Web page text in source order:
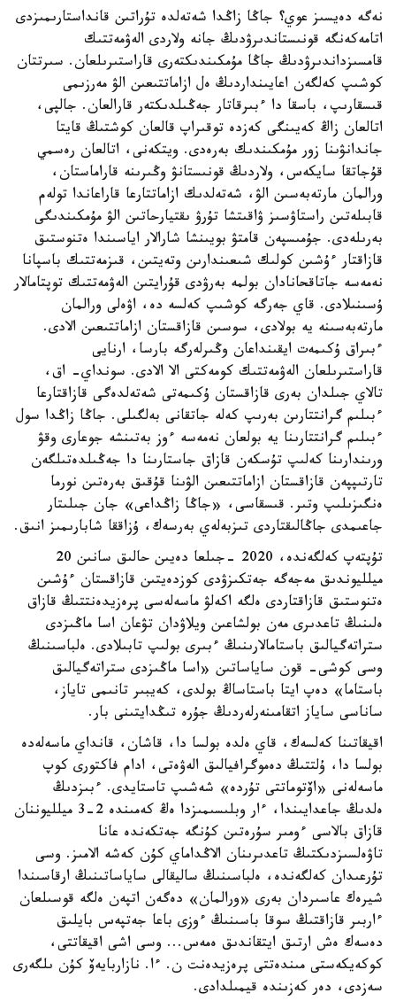
نەگە دەيسىز عوي؟ جاڭا زاڭدا شەتەلدە تۇراتىن قانداستارىمىزدى
اتامەكەنگە قونىستاندىرۋدىڭ جانە ولاردى الەۋمەتتىك
قامسىزداندىرۋدىڭ جاڭا مۇمكىندىكتەرى قاراستىرىلعان. سىرتتان
كوشىپ كەلگەن اعايىنداردىڭ ەل ازاماتتىعىن الۋ مەرزىمى
قىسقارىپ، باسقا دا ءبىرقاتار جەڭىلدىكتەر قارالعان. جالپى،
اتالعان زاڭ كەيىنگى كەزدە توقىراپ قالعان كوشتىڭ قايتا
جاندانۋىنا زور مۇمكىندىك بەرەدى. ويتكەنى، اتالعان رەسمي
قۇجاتقا سايكەس، ولاردىڭ قونىستانۋ وڭىرىنە قاراماستان،
ورالمان مارتەبەسىن الۋ، شەتەلدىك ازاماتتارعا قاراعاندا تولەم
قابىلەتىن راستاۋسىز ۋاقىتشا تۇرۋ ىقتيارحاتىن الۋ مۇمكىندىگى
بەرىلەدى. جۇمىسپەن قامتۋ بويىنشا شارالار اياسىندا ەتنوستىق
قازاقتار ءۇشىن كولىك شىعىندارىن وتەيتىن، قىزمەتتىك باسپانا
نەمەسە جاتاقحانادان بولمە بەرۋدى قۇرايتىن الەۋمەتتىك توپتامالار
ۇسىنىلادى. قاي جەرگە كوشىپ كەلسە دە، اۋەلى ورالمان
مارتەبەسىنە يە بولادى، سوسىن قازاقستان ازاماتتىعىن الادى.
ءبىراق ۇكىمەت ايقىنداعان وڭىرلەرگە بارسا، ارنايى
قاراستىرىلعان الەۋمەتتىك كومەكتى الا الادى. سونداي- اق،
تالاي جىلدان بەرى قازاقستان ۇكىمەتى شەتەلدەگى قازاقتارعا
ءبىلىم گرانتتارىن بەرىپ كەلە جاتقانى بەلگىلى. جاڭا زاڭدا سول
ءبىلىم گرانتتارىنا يە بولعان نەمەسە ءوز بەتىنشە جوعارى وقۋ
ورىندارىنا كەلىپ تۇسكەن قازاق جاستارىنا دا جەڭىلدەتىلگەن
تارتىپپەن قازاقستان ازاماتتىعىن الۋىنا قۇقىق بەرەتىن نورما
ەنگىزىلىپ وتىر. قىسقاسى، «جاڭا زاڭداعى» جان جىلىتار
جاعىمدى جاڭالىقتاردى تىزبەلەي بەرسەك، ۇزاققا شابارىمىز انىق.
تۇپتەپ كەلگەندە، 2020 -جىلعا دەيىن حالىق سانىن 20
ميلليوندىق مەجەگە جەتكىزۋدى كوزدەيتىن قازاقستان ءۇشىن
ەتنوستىق قازاقتاردى ەلگە اكەلۋ ماسەلەسى پرەزيدەنتتىڭ قازاق
ەلىنىڭ تاعدىرى مەن بولشاعىن ويلاۋدان تۋعان اسا ماڭىزدى
ستراتەگيالىق باستامالارىنىڭ ءبىرى بولىپ تابىلادى. ەلباسىنىڭ
وسى كوشى- قون ساياساتىن «اسا ماڭىزدى ستراتەگيالىق
باستاما» دەپ ايتا باستاساڭ بولدى، كەيبىر تانىمى تاياز،
ساناسى ساياز اتقامىنەرلەردىڭ جۇرە تىڭدايتىنى بار.
اقيقاتىنا كەلسەك، قاي ەلدە بولسا دا، قاشان، قانداي ماسەلەدە
بولسا دا، ۇلتتىڭ دەموگرافيالىق الەۋەتى، ادام فاكتورى كوپ
ماسەلەنى «اۆتوماتتى تۇردە» شەشىپ تاستايدى. ءبىزدىڭ
ەلدىڭ جاعدايىندا، ءار وبلىسىمىزدا ەڭ كەمىندە 2-3 ميلليوننان
قازاق بالاسى ءومىر سۇرەتىن كۇنگە جەتكەندە عانا
تاۋەلسىزدىكتىڭ تاعدىرىنان الاڭداماي كۇن كەشە الامىز. وسى
تۇرعىدان كەلگەندە، ەلباسىنىڭ ساليقالى ساياساتىنىڭ ارقاسىندا
شيرەك عاسىردان بەرى «ورالمان» دەگەن اتپەن ەلگە قوسىلعان
ءاربىر قازاقتىڭ سوقا باسىنىڭ ءوزى باعا جەتپەس بايلىق
دەسەك ەش ارتىق ايتقاندىق ەمەس... وسى اشى اقيقاتتى،
كوكەيكەستى مىندەتتى پرەزيدەنت ن. ءا. نازاربايەۆ كۇن ىلگەرى
سەزدى، دەر كەزىندە قيمىلدادى.